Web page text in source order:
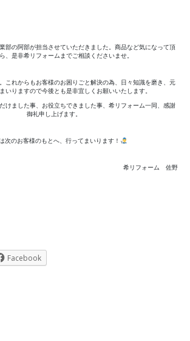
部の阿部が担当させていただきました。商品など気になって頂
、是非希リフォームまでご相談くださいませ。
これからもお客様のお困りごと解決の為、日々知識を磨き、元
いりますので今後とも是非宜しくお願いいたします。
けました事、お役立ちできました事、希リフォーム一同、感謝
御礼申し上げます。
次のお客様のもとへ、行ってまいります！
希リフォーム 佐野
Facebook